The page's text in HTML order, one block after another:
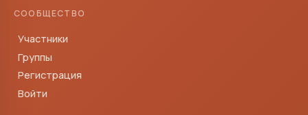
СООБЩЕСТВО
Участники
Группы
Регистрация
Войти